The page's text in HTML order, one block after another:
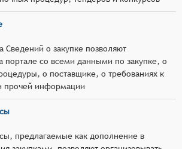
Сведений о закупке позволяют
портале со всеми данными по закупке, о
о поставщике, о требованиях к
прочей информации
предлагаемые как дополнение в